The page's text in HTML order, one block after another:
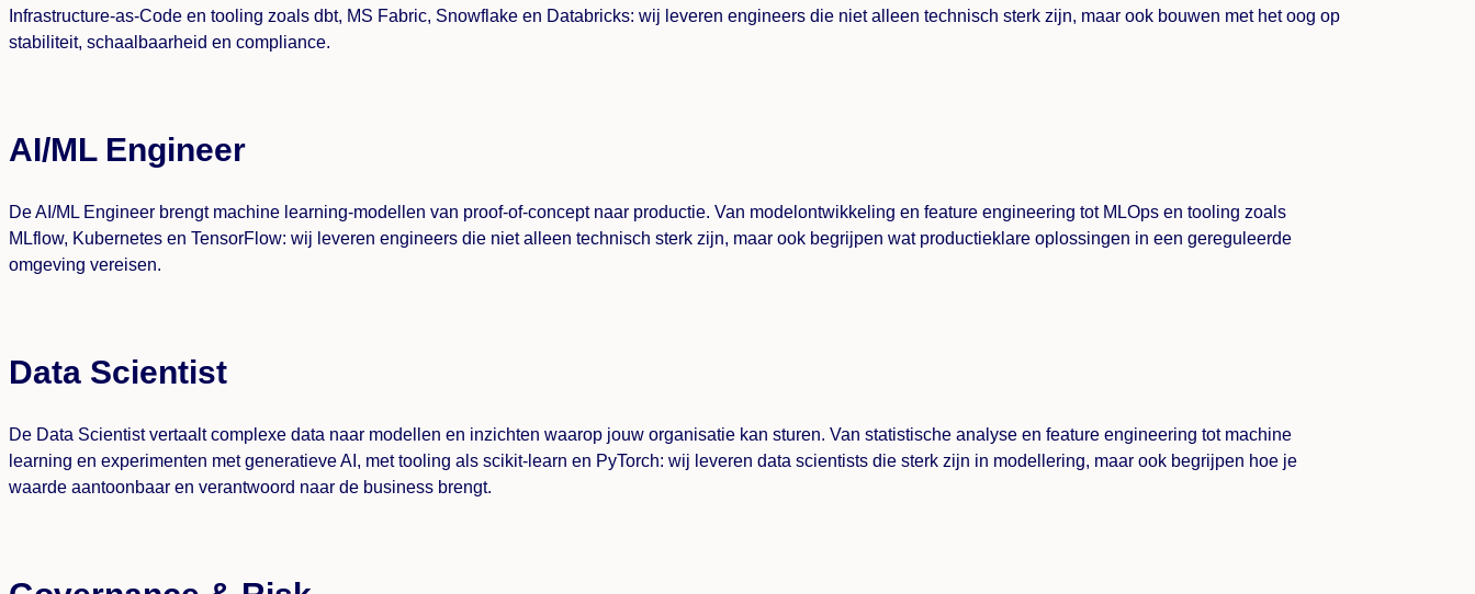
Infrastructure-as-Code en tooling zoals dbt, MS Fabric, Snowflake en Databricks: wij leveren engineers die niet alleen technisch sterk zijn, maar ook bouwen met het oog op
stabiliteit, schaalbaarheid en compliance.
AI/ML Engineer
De AI/ML Engineer brengt machine learning-modellen van proof-of-concept naar productie. Van modelontwikkeling en feature engineering tot MLOps en tooling zoals
MLflow, Kubernetes en TensorFlow: wij leveren engineers die niet alleen technisch sterk zijn, maar ook begrijpen wat productieklare oplossingen in een gereguleerde
omgeving vereisen.
Data Scientist
De Data Scientist vertaalt complexe data naar modellen en inzichten waarop jouw organisatie kan sturen. Van statistische analyse en feature engineering tot machine
learning en experimenten met generatieve AI, met tooling als scikit-learn en PyTorch: wij leveren data scientists die sterk zijn in modellering, maar ook begrijpen hoe je
waarde aantoonbaar en verantwoord naar de business brengt.